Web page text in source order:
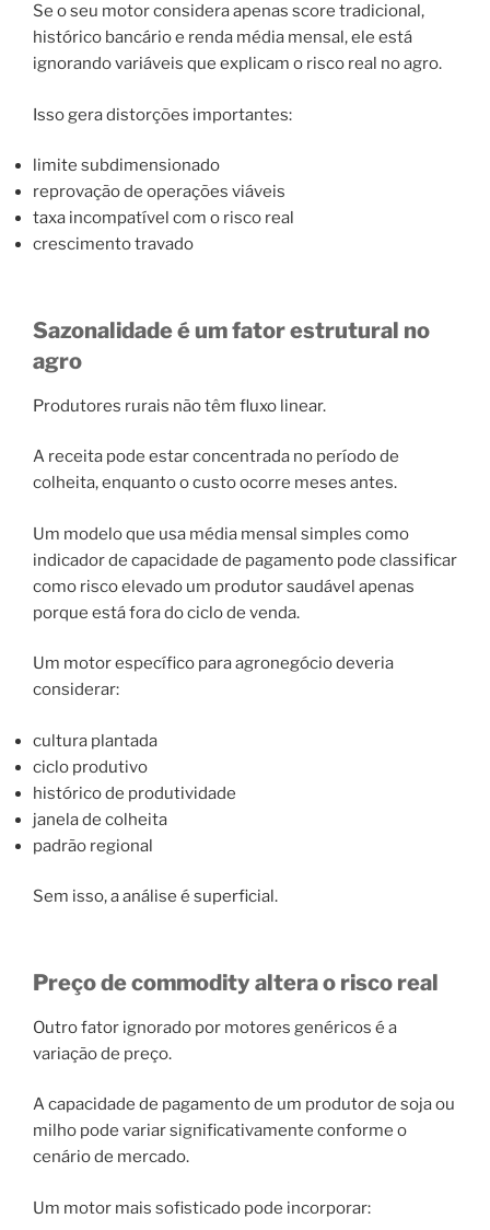
Se o seu motor considera apenas score tradicional,
histórico bancário e renda média mensal, ele está
ignorando variáveis que explicam o risco real no agro.
Isso gera distorções importantes:
limite subdimensionado
reprovação de operações viáveis
taxa incompatível com o risco real
crescimento travado
Sazonalidade é um fator estrutural no
agro
Produtores rurais não têm fluxo linear.
A receita pode estar concentrada no período de
colheita, enquanto o custo ocorre meses antes.
Um modelo que usa média mensal simples como
indicador de capacidade de pagamento pode classificar
como risco elevado um produtor saudável apenas
porque está fora do ciclo de venda.
Um motor específico para agronegócio deveria
considerar:
cultura plantada
ciclo produtivo
histórico de produtividade
janela de colheita
padrão regional
Sem isso, a análise é superficial.
Preço de commodity altera o risco real
Outro fator ignorado por motores genéricos é a
variação de preço.
A capacidade de pagamento de um produtor de soja ou
milho pode variar significativamente conforme o
cenário de mercado.
Um motor mais sofisticado pode incorporar: